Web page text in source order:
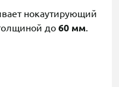
нокаутирующий
до 60 мм.